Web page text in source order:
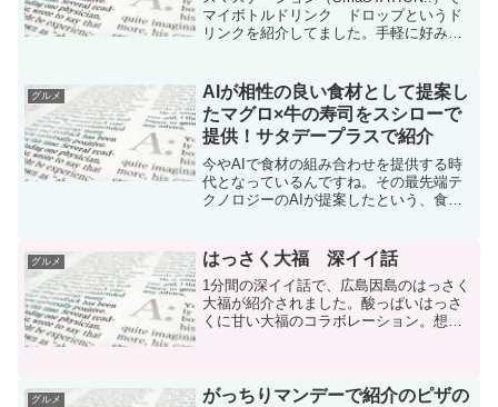
マイボトルドリンク ドロップというド
リンクを紹介してました。手軽に好みの
が良く分かりませんでしたが、要は薄ま
ってないドリン...
グルメ
AIが相性の良い食材として提案し
たマグロ×牛の寿司をスシローで
提供！サタデープラスで紹介
今やAIで食材の組み合わせを提供する時
代となっているんですね。その最先端テ
クノロジーのAIが提案したという、食材
番組で紹介してました。
グルメ はっさく大福 深イイ話
1分間の深イイ話で、広島因島のはっさく
大福が紹介されました。酸っぱいはっさ
くに甘い大福のコラボレーション。想像
崎真也の絶品お取り寄せ手...
グルメ
がっちりマンデーで紹介のピザの